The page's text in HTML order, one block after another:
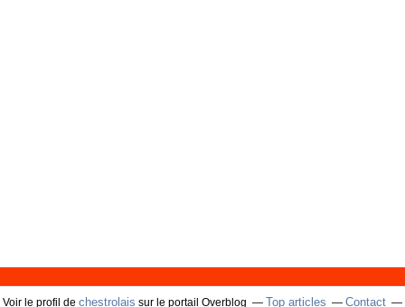
Voir le profil de chestrolais sur le portail Overblog Top articles Contact